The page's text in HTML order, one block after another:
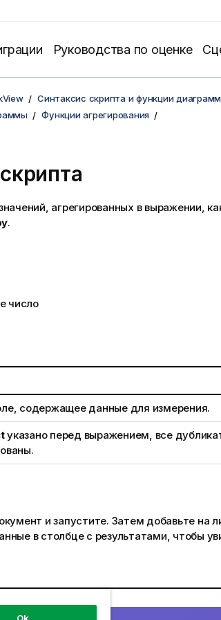
Руководства по оценке
Синтаксис скрипта и функции
Функции агрегирования
агрегированных в выражении,
.
число
содержащее данные для измерения.
указано перед выражением, все
и запустите. Затем добавьте на
в столбце с результатами, чтобы